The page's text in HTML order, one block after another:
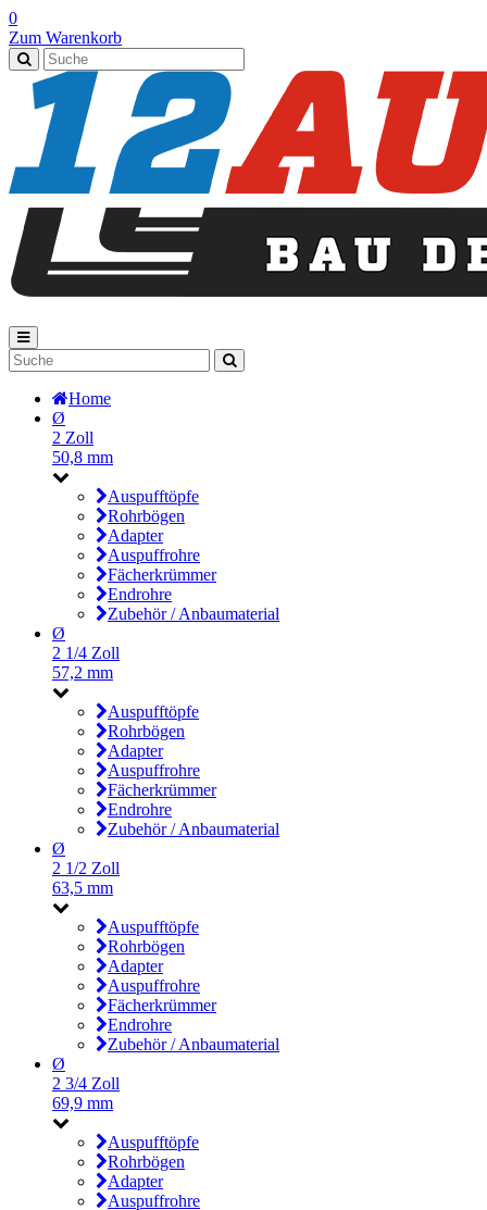
0
Zum Warenkorb
Home
Ø
2 Zoll
50,8 mm
Auspufftöpfe
Rohrbögen
Adapter
Auspuffrohre
Fächerkrümmer
Endrohre
Zubehör / Anbaumaterial
Ø
2 1/4 Zoll
57,2 mm
Auspufftöpfe
Rohrbögen
Adapter
Auspuffrohre
Fächerkrümmer
Endrohre
Zubehör / Anbaumaterial
Ø
2 1/2 Zoll
63,5 mm
Auspufftöpfe
Rohrbögen
Adapter
Auspuffrohre
Fächerkrümmer
Endrohre
Zubehör / Anbaumaterial
Ø
2 3/4 Zoll
69,9 mm
Auspufftöpfe
Rohrbögen
Adapter
Auspuffrohre